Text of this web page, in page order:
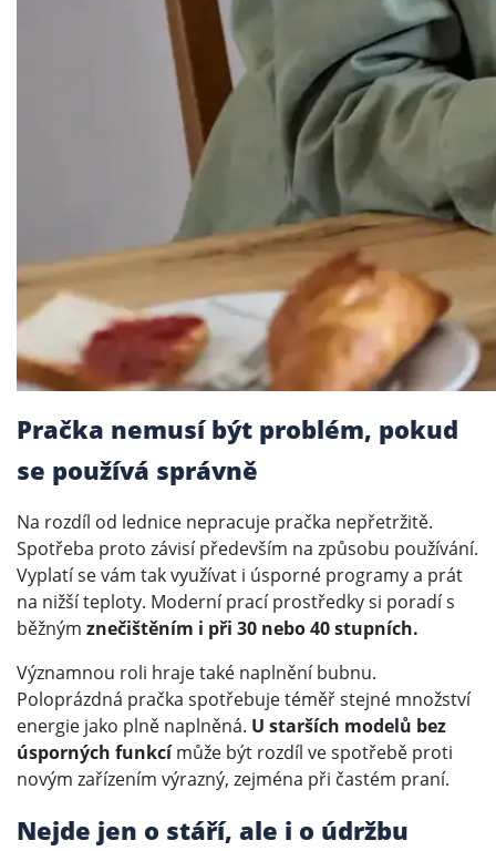
Pračka nemusí být problém, pokud
se používá správně
Na rozdíl od lednice nepracuje pračka nepřetržitě.
Spotřeba proto závisí především na způsobu používání.
Vyplatí se vám tak využívat i úsporné programy a prát
na nižší teploty. Moderní prací prostředky si poradí s
běžným znečištěním i při 30 nebo 40 stupních.
Významnou roli hraje také naplnění bubnu.
Poloprázdná pračka spotřebuje téměř stejné množství
energie jako plně naplněná. U starších modelů bez
úsporných funkcímůže být rozdíl ve spotřebě proti
novým zařízením výrazný, zejména při častém praní.
Nejde jen o stáří, ale i o údržbu